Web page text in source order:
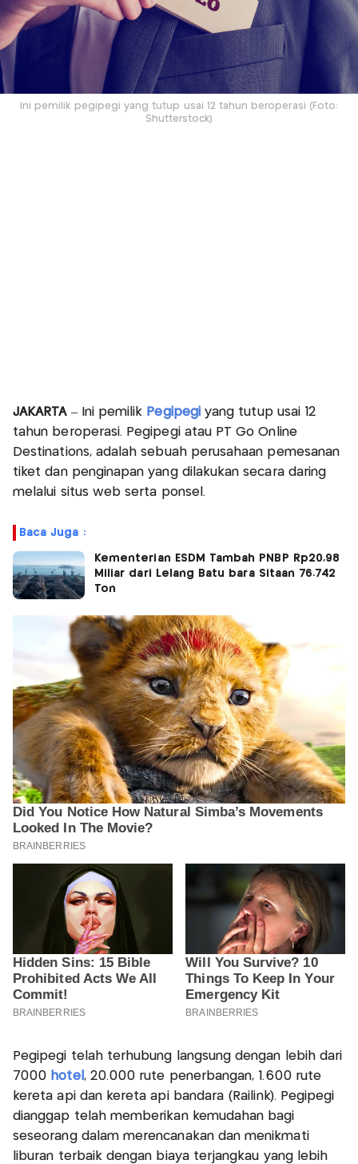
Ini pemilik pegipegi yang tutup usai 12 tahun beroperasi (Foto:
Shutterstock)
JAKARTA– Ini pemilik Pegipegiyang tutup usai 12
tahun beroperasi. Pegipegi atau PT Go Online
Destinations, adalah sebuah perusahaan pemesanan
tiket dan penginapan yang dilakukan secara daring
melalui situs web serta ponsel.
Baca Juga :
Kementerian ESDM Tambah PNBP Rp20,98
Miliar dari Lelang Batu bara Sitaan 76.742
Ton
Pegipegi telah terhubung langsung dengan lebih dari
7000 hotel , 20.000 rute penerbangan, 1.600 rute
kereta api dan kereta api bandara (Railink). Pegipegi
dianggap telah memberikan kemudahan bagi
seseorang dalam merencanakan dan menikmati
liburan terbaik dengan biaya terjangkau yang lebih